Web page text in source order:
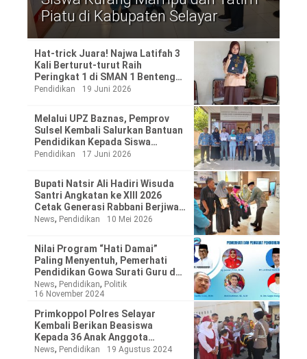
Copyright
2026
Waspada
Theme
Piatu di Kabupaten Selayar
Hat-trick Juara! Najwa Latifah 3
Kali Berturut-turut Raih
Peringkat 1 di SMAN 1 Benteng
Selayar
Pendidikan 19 Juni 2026
Melalui UPZ Baznas, Pemprov
Sulsel Kembali Salurkan Bantuan
Pendidikan Kepada Siswa
Penyandang Disabilitas, Yatim
Pendidikan 17 Juni 2026
Bupati Natsir Ali Hadiri Wisuda
Santri Angkatan ke XIII 2026
Cetak Generasi Rabbani Berjiwa
Qurani
News, Pendidikan 10 Mei 2026
Nilai Program “Hati Damai”
Paling Menyentuh, Pemerhati
Pendidikan Gowa Surati Guru dan
Orangtua Siswa
News, Pendidikan, Politik
16 November 2024
Primkoppol Polres Selayar
Kembali Berikan Beasiswa
Kepada 36 Anak Anggota
Berprestasi
News, Pendidikan 19 Agustus 2024